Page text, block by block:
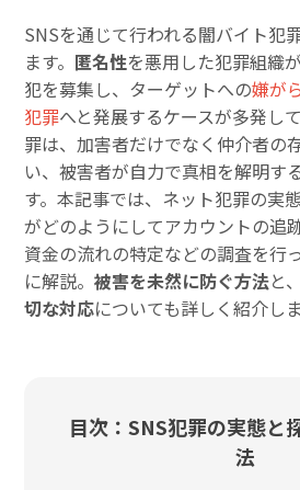
SNSを通じて行われる闇バイト犯
ます。 匿名性を悪用した犯罪組織
犯を募集し、ターゲットへの嫌が
犯罪へと発展するケースが多発し
罪は、加害者だけでなく仲介者の
い、被害者が自力で真相を解明す
す。本記事では、ネット犯罪の実
がどのようにしてアカウントの追
資金の流れの特定などの調査を行
に解説。被害を未然に防ぐ方法と
切な対応についても詳しく紹介しま
目次：SNS犯罪の実態と
法